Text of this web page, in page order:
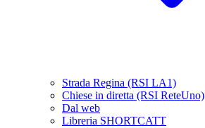
Strada Regina (RSI LA1)
Chiese in diretta (RSI ReteUno)
Dal web
Libreria SHORTCATT